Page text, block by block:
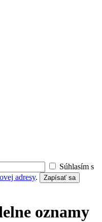
Súhlasím s
adresy. Zapísať sa
oznamy